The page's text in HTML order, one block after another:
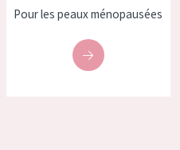
Pour les peaux ménopausées